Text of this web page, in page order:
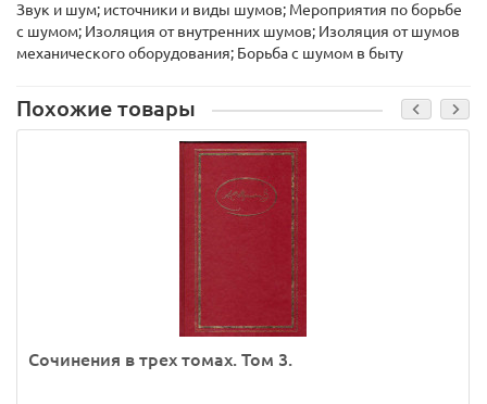
Звук и шум; источники и виды шумов; Мероприятия по борьбе
с шумом; Изоляция от внутренних шумов; Изоляция от шумов
механического оборудования; Борьба с шумом в быту
Похожие товары
Сочинения в трех томах. Том 3.